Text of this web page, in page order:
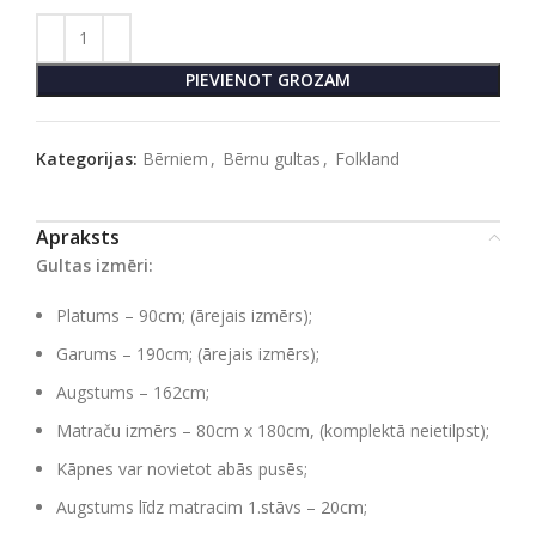
PIEVIENOT GROZAM
Kategorijas: Bērniem , Bērnu gultas , Folkland
Apraksts
Gultas izmēri:
Platums – 90cm; (ārejais izmērs);
Garums – 190cm; (ārejais izmērs);
Augstums – 162cm;
Matraču izmērs – 80cm x 180cm, (komplektā neietilpst);
Kāpnes var novietot abās pusēs;
Augstums līdz matracim 1.stāvs – 20cm;